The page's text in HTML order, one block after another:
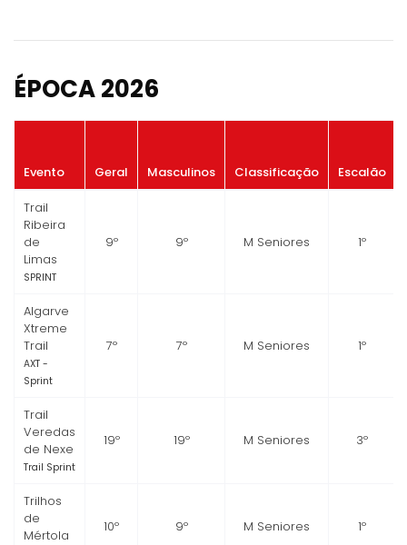
ÉPOCA 2026
Evento Geral Masculinos Classificação Escalão
Trail
Ribeira
de
Limas
SPRINT
9º 9º M Seniores 1º
Algarve
Xtreme
Trail
AXT -
Sprint
7º 7º M Seniores 1º
Trail
Veredas
de Nexe
Trail Sprint
19º 19º M Seniores 3º
Trilhos
de
Mértola
10º 9º M Seniores 1º